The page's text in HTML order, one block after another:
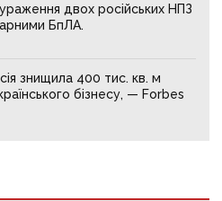
двох російських НПЗ
БпЛА.
знищила 400 тис. кв. м
бізнесу, — Forbes